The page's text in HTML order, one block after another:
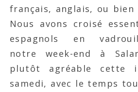
français, anglais, ou bien
Nous avons croisé
espagnols en
notre week-end à
plutôt agréable cette
samedi, avec le temps